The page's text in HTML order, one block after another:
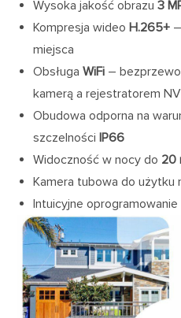
Wysoka jakość obrazu3
Kompresja wideoH.265+
miejsca
ObsługaWiFi –
kamerą a rejestratorem
Obudowa odporna na
szczelnościIP66
Widoczność w nocy do 20
Kamera tubowa do użytku
Intuicyjne oprogramowanie